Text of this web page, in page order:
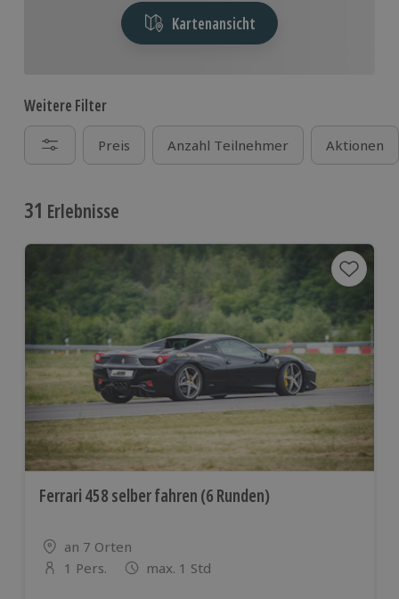
Kartenansicht
Weitere Filter
Preis Anzahl Teilnehmer Aktionen
31 Erlebnisse
Ferrari 458 selber fahren (6 Runden)
Standort
an 7 Orten
Anzahl der Teilnehmer
1 Pers. max. 1 Std